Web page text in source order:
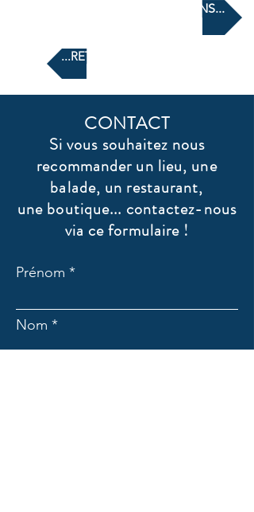
AUTRES RECOMMENDATIONS...
...RETOUR A L'ACCUEIL
CONTACT
Si vous souhaitez nous
recommander un lieu, une
balade, un restaurant,
une boutique... contactez-nous
via ce formulaire !
Prénom
Nom